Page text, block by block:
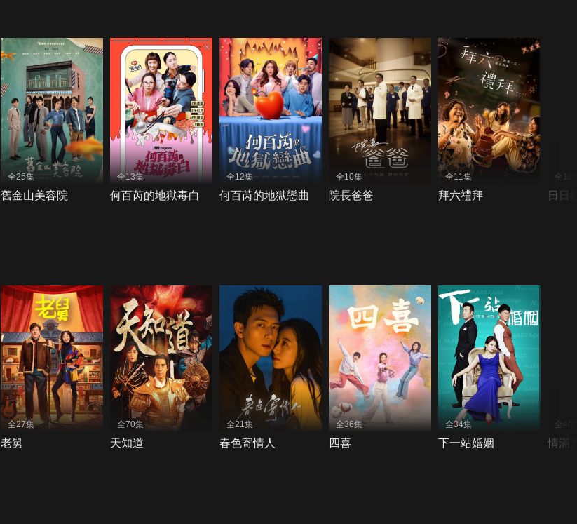
全25集
舊金山美容院
全13集
何百芮的地獄毒白
全12集
何百芮的地獄戀曲
全10集
院長爸爸
全11集
拜六禮拜
全18
日日
全27集
老舅
全70集
天知道
全21集
春色寄情人
全36集
四喜
全34集
下一站婚姻
全40
情滿